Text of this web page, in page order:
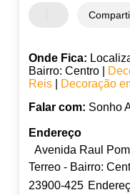
Onde Fica:
Bairro: Centro |
Reis|
Decoração
Falar com: Sonho
Endereço
Avenida Raul
Terreo - Bairro:
23900-425